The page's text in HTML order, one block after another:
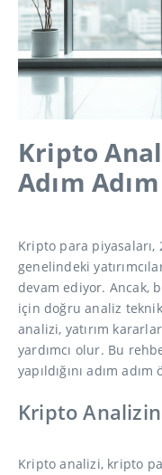
Kripto
Adım
Kripto para piyasaları,
genelindeki
devam ediyor. Ancak,
için doğru analiz
analizi, yatırım
yardımcı olur. Bu
yapıldığını adım
Kripto
Kripto analizi, kripto